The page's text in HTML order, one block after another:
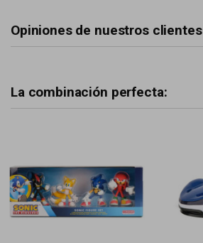
Opiniones de nuestros clientes
La combinación perfecta: